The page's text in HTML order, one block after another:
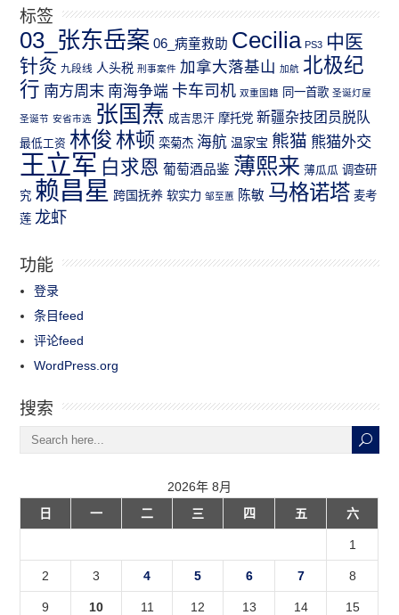
标签
03_张东岳案 06_病童救助 Cecilia PS3 中医
针灸 九段线 人头税 刑事案件 加拿大落基山 加航 北极纪
行 南方周末 南海争端 卡车司机 双重国籍 同一首歌 圣诞灯屋
圣诞节 安省市选 张国焘 成吉思汗 摩托党 新疆杂技团员脱队
最低工资 林俊 林顿 栾菊杰 海航 温家宝 熊猫 熊猫外交
王立军 白求恩 葡萄酒品鉴 薄熙来 薄瓜瓜 调查研
究 赖昌星 跨国抚养 软实力 邹至蕙 陈敏 马格诺塔 麦考
莲 龙虾
功能
登录
条目feed
评论feed
WordPress.org
搜索
2026年 8月
日
一 二 三 四 五 六
1
2 3 4 5 6 7 8
9 10 11 12 13 14 15